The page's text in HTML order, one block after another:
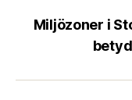
Miljözoner i